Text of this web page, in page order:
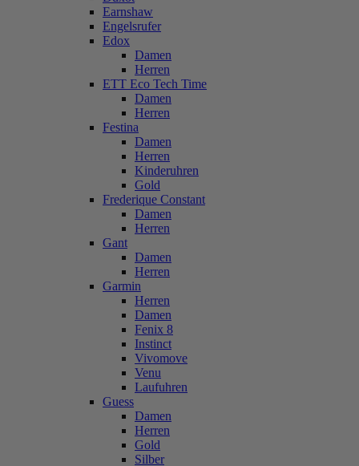
Earnshaw
Engelsrufer
Edox
Damen
Herren
ETT Eco Tech Time
Damen
Herren
Festina
Damen
Herren
Kinderuhren
Gold
Frederique Constant
Damen
Herren
Gant
Damen
Herren
Garmin
Herren
Damen
Fenix 8
Instinct
Vivomove
Venu
Laufuhren
Guess
Damen
Herren
Gold
Silber